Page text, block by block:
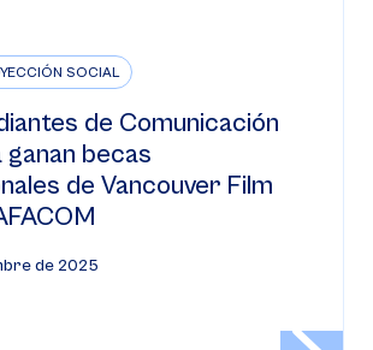
SOCIAL
de Comunicación
ganan becas
de Vancouver Film
de 2025